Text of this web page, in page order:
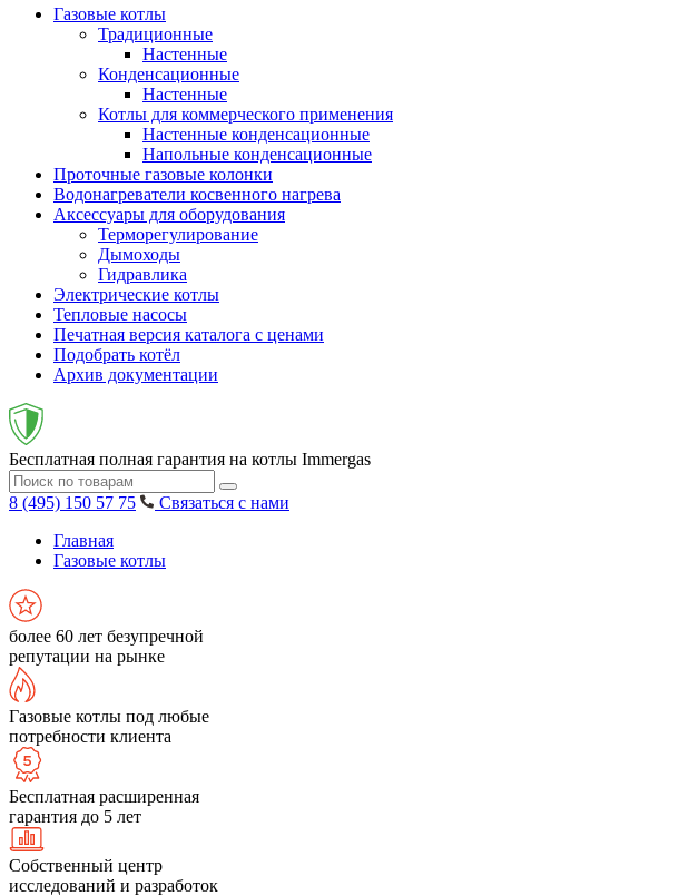
Газовые котлы
Традиционные
Настенные
Конденсационные
Настенные
Котлы для коммерческого применения
Настенные конденсационные
Напольные конденсационные
Проточные газовые колонки
Водонагреватели косвенного нагрева
Аксессуары для оборудования
Терморегулирование
Дымоходы
Гидравлика
Электрические котлы
Тепловые насосы
Печатная версия каталога с ценами
Подобрать котёл
Архив документации
Бесплатная полная гарантия на котлы Immergas
8 (495) 150 57 75
Связаться с нами
Главная
Газовые котлы
более 60 лет безупречной
репутации на рынке
Газовые котлы под любые
потребности клиента
Бесплатная расширенная
гарантия до 5 лет
Собственный центр
исследований и разработок